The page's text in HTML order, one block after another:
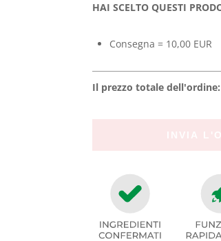
HAI SCELTO QUESTI
Consegna = 10,00 EUR
Il prezzo totale dell'ordine: